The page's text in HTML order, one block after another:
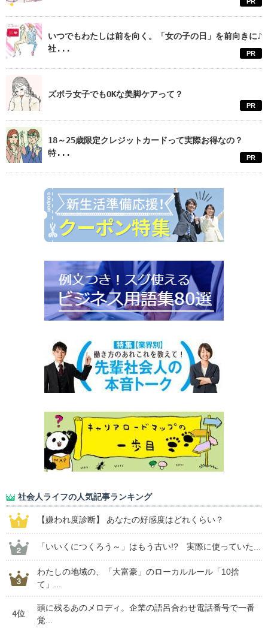
いつでもわたしは前を向く。「女の子の日」を前向きに♪
社...
PR
ズボラ女子でもOKな美脚ケアって？
PR
18～25歳限定クレジットカードって実際お得なの？
特...
PR
社会人ライフの人気記事ランキング
【嫌われ度診断】 あなたの好感度はどれくらい？
「いいくにつくろう～」はもう古い!? 実際に使っていた...
わたしの地域の、「大富豪」のローカルルール「10捨
て」...
4位
頭に残るあのメロディ。企業の語呂合わせ電話番号で一番
覚...